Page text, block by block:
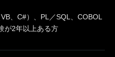
、C#）、PL／SQL、COBOL
が2年以上ある方